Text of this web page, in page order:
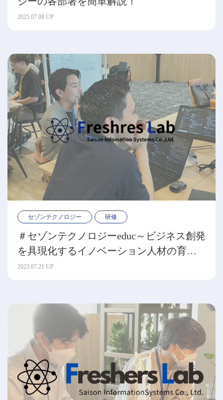
2025.07.08 UP
セゾンテクノロジー 研修
＃セゾンテクノロジーeduc～ビジネス創発
を具現化するイノベーション人材の育成
～
2023.07.21 UP